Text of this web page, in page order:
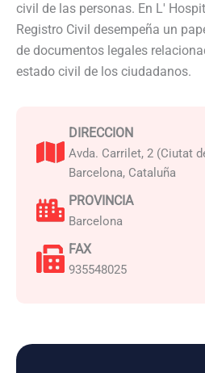
civil de las personas. En L'
Registro Civil desempeña un
de documentos legales
estado civil de los ciudadanos.
DIRECCION
Avda. Carrilet, 2 (Ciutat
Barcelona, Cataluña
PROVINCIA
Barcelona
FAX
935548025